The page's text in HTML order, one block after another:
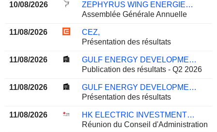
10/08/2026
ZEPHYRUS WING ENERGIES LTD
Assemblée Générale Annuelle
11/08/2026
CEZ,
Présentation des résultats
11/08/2026
GULF ENERGY DEVELOPMENT
Publication des résultats - Q2 2026
11/08/2026
GULF ENERGY DEVELOPMENT
Présentation des résultats
11/08/2026
HK ELECTRIC INVESTMENTS AND HK ELECTRIC INVESTMENTS LIMITED
Réunion du Conseil d'Administration